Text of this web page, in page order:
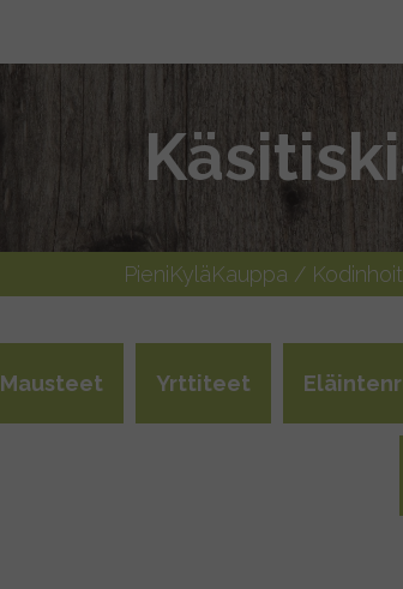
PieniKyläKauppa /
Mausteet Yrttiteet